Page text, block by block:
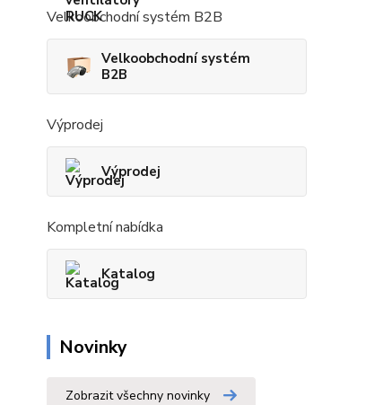
Velkoobchodní systém B2B
Velkoobchodní systém
B2B
Výprodej
Výprodej
Kompletní nabídka
Katalog
Novinky
Zobrazit všechny novinky